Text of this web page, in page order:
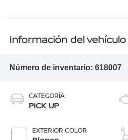
Información del vehículo
Número de inventario: 618007
CATEGORÍA
PICK UP
EXTERIOR COLOR